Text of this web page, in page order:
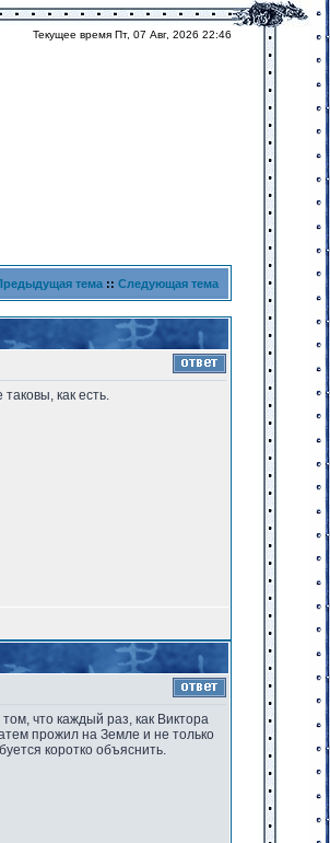
Текущее время Пт, 07 Авг, 2026 22:46
тема :: Следующая тема
как есть.
что каждый раз, как Виктора
прожил на Земле и не только
коротко объяснить.